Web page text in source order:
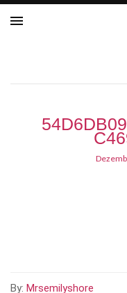
By: Mrsemilyshore